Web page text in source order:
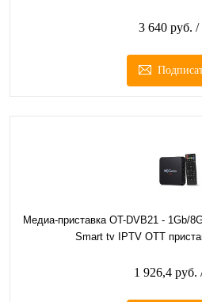
3 640 руб. /
Медиа-приставка OT-DVB21 - 1Gb/
Smart tv IPTV OTT
1 926,4 руб.